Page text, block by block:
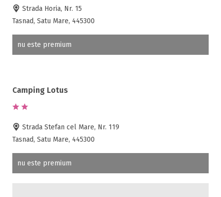
Strada Horia, Nr. 15
Tasnad, Satu Mare, 445300
nu este premium
Camping Lotus
Strada Stefan cel Mare, Nr. 119
Tasnad, Satu Mare, 445300
nu este premium